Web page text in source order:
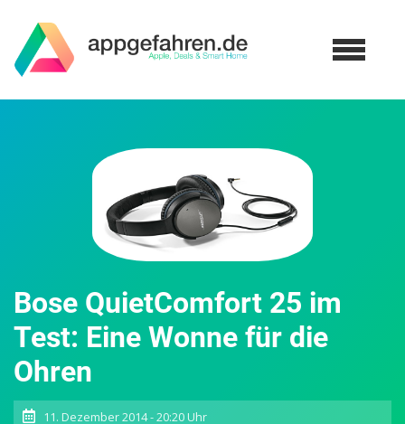
Bose QuietComfort 25 im
Test: Eine Wonne für die
Ohren
11. Dezember 2014 - 20:20 Uhr